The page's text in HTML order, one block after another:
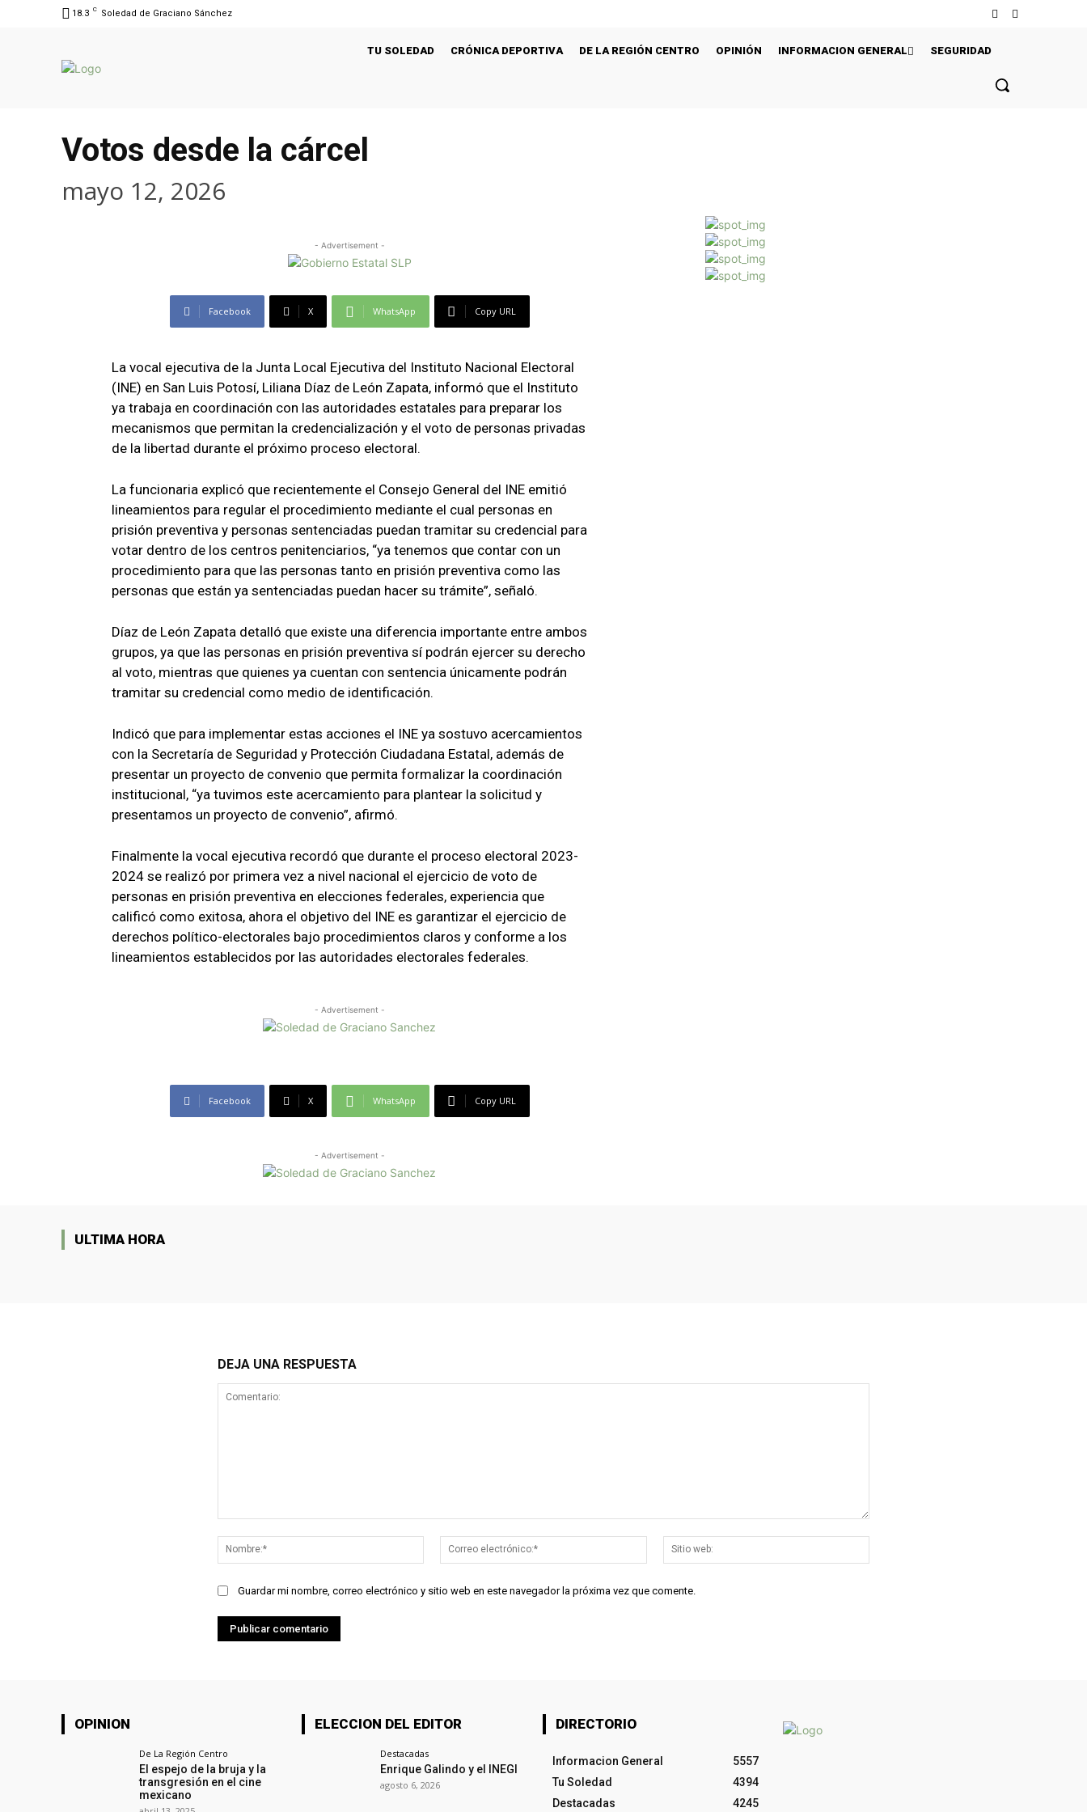
18.3 C Soledad de Graciano Sánchez
TU SOLEDAD CRÓNICA DEPORTIVA DE LA REGIÓN CENTRO OPINIÓN INFORMACION GENERAL SEGURIDAD
Votos desde la cárcel
mayo 12, 2026
- Advertisement -
Facebook X WhatsApp Copy URL
La vocal ejecutiva de la Junta Local Ejecutiva del Instituto Nacional Electoral
(INE) en San Luis Potosí, Liliana Díaz de León Zapata, informó que el Instituto
ya trabaja en coordinación con las autoridades estatales para preparar los
mecanismos que permitan la credencialización y el voto de personas privadas
de la libertad durante el próximo proceso electoral.
La funcionaria explicó que recientemente el Consejo General del INE emitió
lineamientos para regular el procedimiento mediante el cual personas en
prisión preventiva y personas sentenciadas puedan tramitar su credencial para
votar dentro de los centros penitenciarios, “ya tenemos que contar con un
procedimiento para que las personas tanto en prisión preventiva como las
personas que están ya sentenciadas puedan hacer su trámite”, señaló.
Díaz de León Zapata detalló que existe una diferencia importante entre ambos
grupos, ya que las personas en prisión preventiva sí podrán ejercer su derecho
al voto, mientras que quienes ya cuentan con sentencia únicamente podrán
tramitar su credencial como medio de identificación.
Indicó que para implementar estas acciones el INE ya sostuvo acercamientos
con la Secretaría de Seguridad y Protección Ciudadana Estatal, además de
presentar un proyecto de convenio que permita formalizar la coordinación
institucional, “ya tuvimos este acercamiento para plantear la solicitud y
presentamos un proyecto de convenio”, afirmó.
Finalmente la vocal ejecutiva recordó que durante el proceso electoral 2023-
2024 se realizó por primera vez a nivel nacional el ejercicio de voto de
personas en prisión preventiva en elecciones federales, experiencia que
calificó como exitosa, ahora el objetivo del INE es garantizar el ejercicio de
derechos político-electorales bajo procedimientos claros y conforme a los
lineamientos establecidos por las autoridades electorales federales.
- Advertisement -
Facebook X WhatsApp Copy URL
- Advertisement -
ULTIMA HORA
DEJA UNA RESPUESTA
Nombre:*
Correo
electrónico:*
web:
Guardar mi nombre, correo electrónico y sitio web en este navegador la próxima vez que comente.
OPINION
De La Región Centro
El espejo de la bruja y la
transgresión en el cine
mexicano
ELECCION DEL EDITOR
Destacadas
Enrique Galindo y el INEGI
agosto 6, 2026
DIRECTORIO
Informacion General
5557
Tu Soledad
4394
Destacadas
4245